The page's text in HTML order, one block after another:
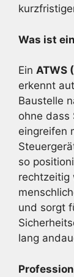
Was ist
Ein ATWS
erkennt
Baustelle
ohne dass
eingreifen
so
rechtzeitig
und sorgt
lang